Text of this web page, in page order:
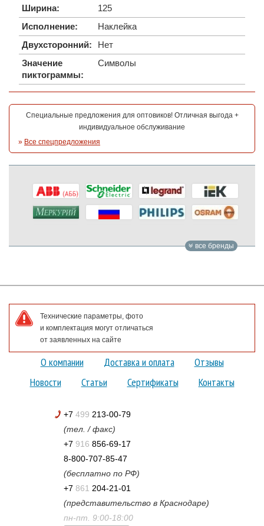
Ширина:
125
Исполнение:
Наклейка
Двухсторонний:
Нет
Значение
пиктограммы:
Символы
Специальные предложения для оптовиков! Отличная выгода +
индивидуальное обслуживание
» Все спецпредложения
все бренды
Технические параметры, фото
и комплектация могут отличаться
от заявленных на сайте
О компании Доставка и оплата
Отзывы
Новости
Статьи Сертификаты Контакты
+7 499 213-00-79
(тел. / факс)
+7 916 856-69-17
8-800-707-85-47
(бесплатно по РФ)
+7 861 204-21-01
(представительство в Краснодаре)
пн-пт. 9:00-18:00